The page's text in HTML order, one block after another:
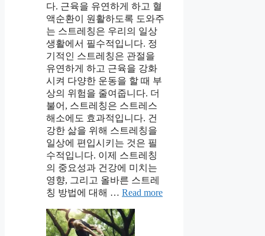
다. 근육을 유연하게 하고 혈
액순환이 원활하도록 도와주
는 스트레칭은 우리의 일상
생활에서 필수적입니다. 정
기적인 스트레칭은 관절을
유연하게 하고 근육을 강화
시켜 다양한 운동을 할 때 부
상의 위험을 줄여줍니다. 더
불어, 스트레칭은 스트레스
해소에도 효과적입니다. 건
강한 삶을 위해 스트레칭을
일상에 편입시키는 것은 필
수적입니다. 이제 스트레칭
의 중요성과 건강에 미치는
영향, 그리고 올바른 스트레
칭 방법에 대해 … Read more